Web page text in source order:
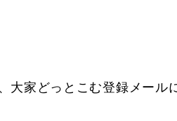
大家どっとこむ登録メール